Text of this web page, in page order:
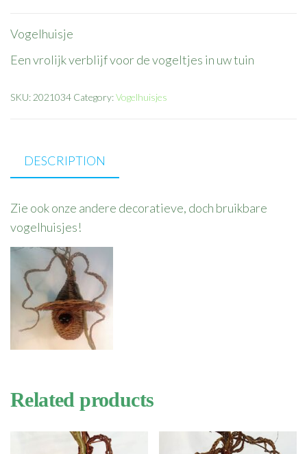
Vogelhuisje
Een vrolijk verblijf voor de vogeltjes in uw tuin
SKU: 2021034 Category:Vogelhuisjes
DESCRIPTION
Zie ook onze andere decoratieve, doch bruikbare
vogelhuisjes!
Related products